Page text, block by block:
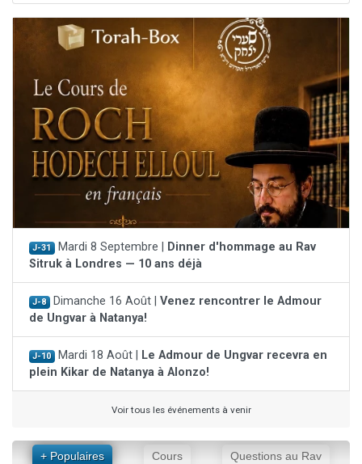
J-31 Mardi 8 Septembre |
Dinner d'hommage au Rav
Sitruk à Londres — 10 ans déjà
J-8 Dimanche 16 Août | Venez rencontrer le Admour
de Ungvar à Natanya!
J-10 Mardi 18 Août |
Le Admour de Ungvar recevra en
plein Kikar de Natanya à Alonzo!
Voir tous les événements à venir
+ Populaires Cours Questions au Rav